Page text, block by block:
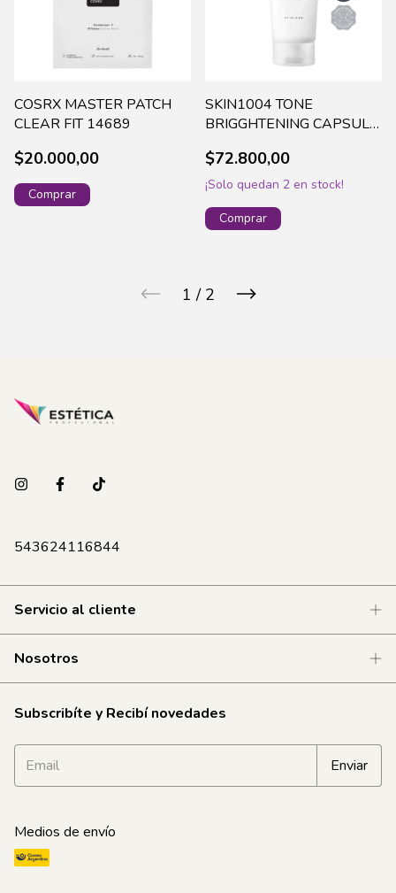
COSRX MASTER PATCH
CLEAR FIT 14689
$20.000,00
SKIN1004 TONE
BRIGGHTENING CAPSULE
$72.800,00
¡Solo quedan 2 en stock!
1 / 2
543624116844
Servicio al cliente
Nosotros
Subscribíte y Recibí novedades
Medios de envío